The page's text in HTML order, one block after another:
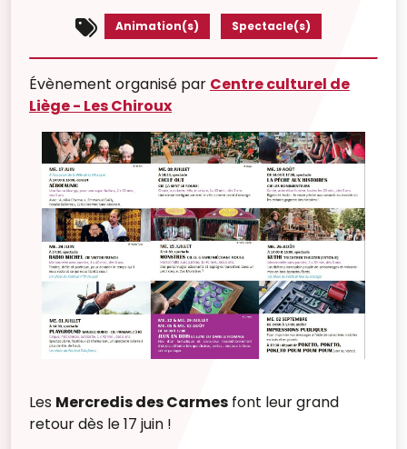
Animation(s) Spectacle(s)
Évènement organisé par Centre culturel de
Liège - Les Chiroux
Les Mercredis des Carmes font leur grand
retour dès le 17 juin !